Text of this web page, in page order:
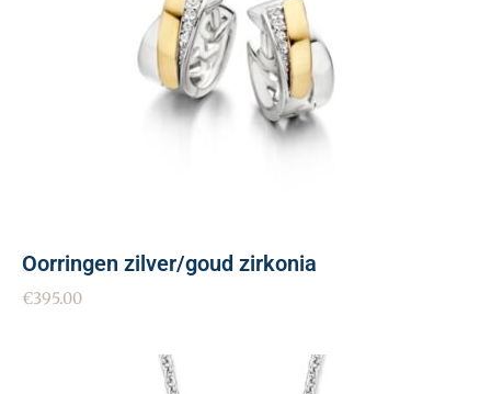
Oorringen zilver/goud zirkonia
€395.00